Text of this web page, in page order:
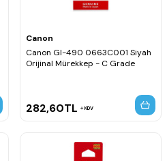
Canon
Canon GI-490 0663C001 Siyah
Orijinal Mürekkep - C Grade
282,60TL KDV